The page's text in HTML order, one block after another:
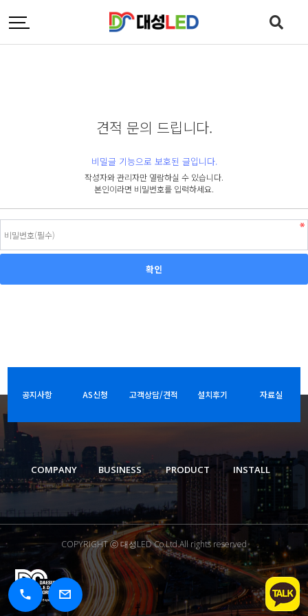
견적 문의 드립니다.
비밀글 기능으로 보호된 글입니다.
작성자와 관리자만 열람하실 수 있습니다.
본인이라면 비밀번호를 입력하세요.
공지사항 AS신청 고객상담/견적 설치후기 자료실
COMPANY BUSINESS PRODUCT INSTALL
COPYRIGHT ⓒ 대성LED Co.Ltd.All rights reserved